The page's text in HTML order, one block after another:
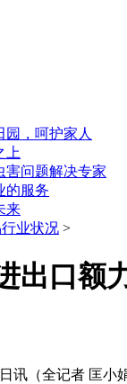
业状况 >
出口额
（全记者 匡小娟